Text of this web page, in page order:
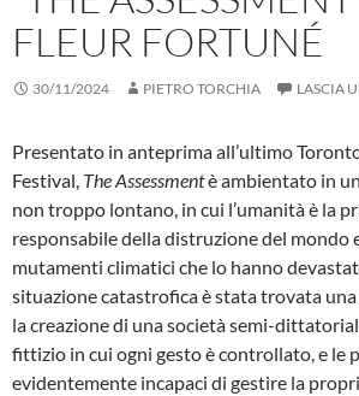
FLEUR FORTUNÉ
30/11/2024 PIETRO TORCHIA LASCIA
Presentato in anteprima all’ultimo
Festival, The Assessmentè ambientato in
non troppo lontano, in cui l’umanità è la
responsabile della distruzione del mondo
mutamenti climatici che lo hanno
situazione catastrofica è stata trovata
la creazione di una società semi-
fittizio in cui ogni gesto è controllato, e le
evidentemente incapaci di gestire la